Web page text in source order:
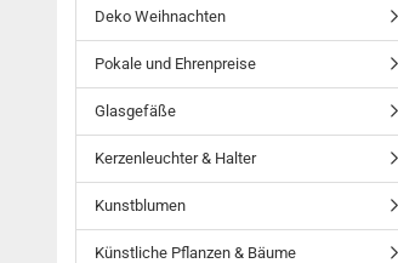
Deko Weihnachten
Pokale und Ehrenpreise
Glasgefäße
Kerzenleuchter & Halter
Kunstblumen
Künstliche Pflanzen & Bäume